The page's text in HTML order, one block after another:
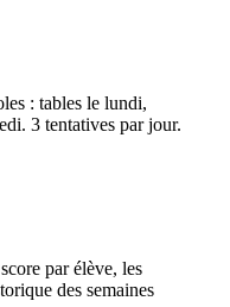
: tables le lundi,
3 tentatives par jour.
par élève, les
des semaines